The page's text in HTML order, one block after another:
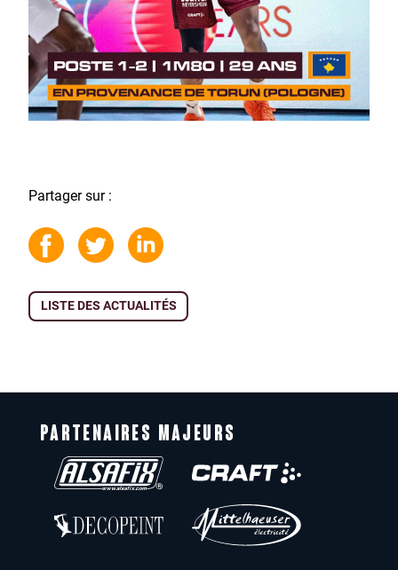
Partager sur :
LISTE DES ACTUALITÉS
PARTENAIRES MAJEURS